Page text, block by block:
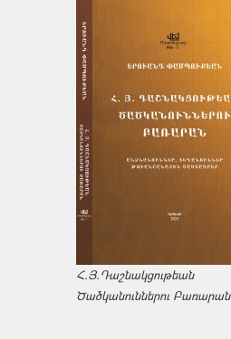
Հ.Յ.Դաշնակցութեան
Ծածկանուններու Բառարան